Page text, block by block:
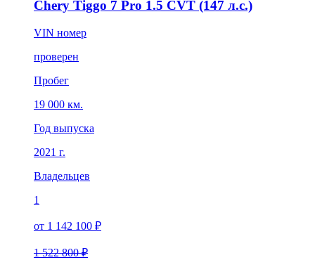
Chery Tiggo 7 Pro 1.5 CVT (147 л.с.)
VIN номер
проверен
Пробег
19 000 км.
Год выпуска
2021 г.
Владельцев
1
от 1 142 100 ₽
1 522 800 ₽